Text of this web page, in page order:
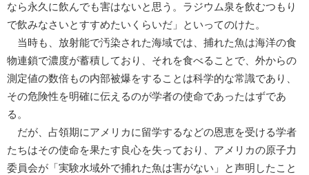
なら永久に飲んでも害はないと思う。ラジウム泉を飲むつもり
で飲みなさいとすすめたいくらいだ」といってのけた。
当時も、放射能で汚染された海域では、捕れた魚は海洋の食
物連鎖で濃度が蓄積しており、それを食べることで、外からの
測定値の数倍もの内部被爆をすることは科学的な常識であり、
その危険性を明確に伝えるのが学者の使命であったはずであ
る。
だが、占領期にアメリカに留学するなどの恩恵を受ける学者
たちはその使命を果たす良心を失っており、アメリカの原子力
委員会が「実験水域外で捕れた魚は害がない」と声明したこと